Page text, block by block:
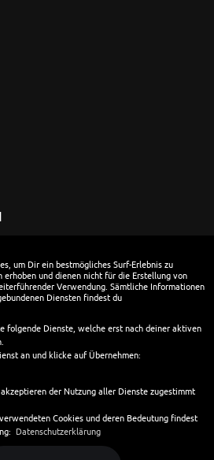
18:00
18:00
18:00
- 18.00 Uhr
um Dir ein bestmögliches Surf-Erlebnis zu
und dienen nicht für die Erstellung von
Verwendung. Sämtliche Informationen
Diensten findest du
folgende Dienste, welche erst nach deiner aktiven
an und klicke auf Übernehmen:
der Nutzung aller Dienste zugestimmt
Cookies und deren Bedeutung findest
Datenschutzerklärung